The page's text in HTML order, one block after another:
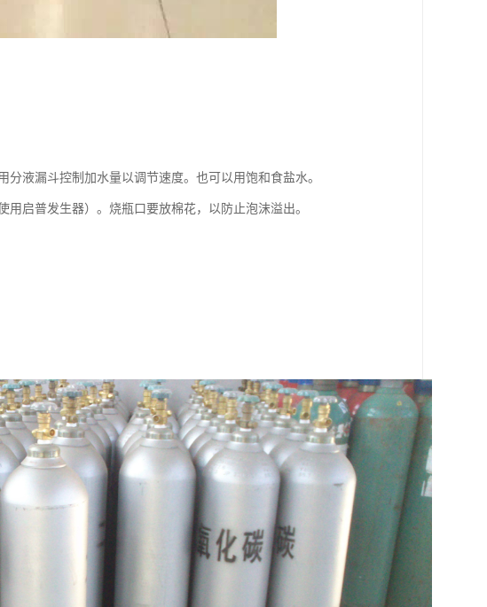
液漏斗控制加水量以调节速度。也可以用饱和食盐水。
启普发生器）。烧瓶口要放棉花，以防止泡沫溢出。